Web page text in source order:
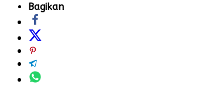
Bagikan